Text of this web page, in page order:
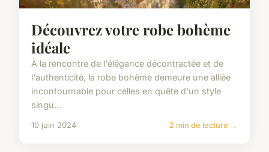
Découvrez votre robe bohème
idéale
À la rencontre de l'élégance décontractée et de
l'authenticité, la robe bohème demeure une alliée
incontournable pour celles en quête d'un style
singu...
10 juin 2024 2 min de lecture →